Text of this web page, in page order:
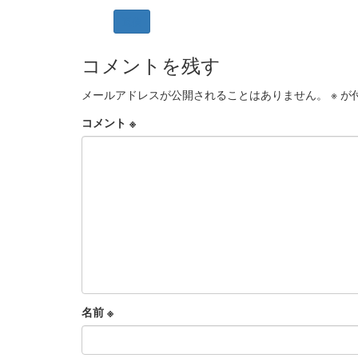
コメントを残す
メールアドレスが公開されることはありません。 ※ が
コメント ※
名前 ※